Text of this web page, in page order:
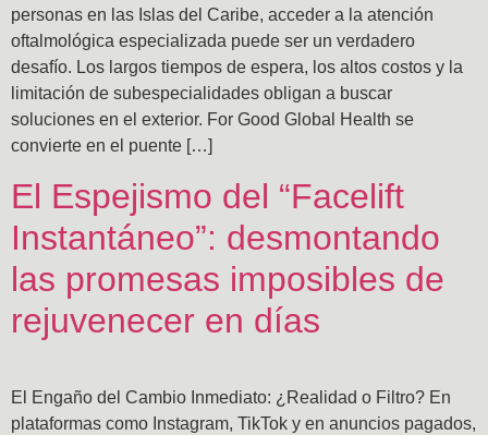
personas en las Islas del Caribe, acceder a la atención
oftalmológica especializada puede ser un verdadero
desafío. Los largos tiempos de espera, los altos costos y la
limitación de subespecialidades obligan a buscar
soluciones en el exterior. For Good Global Health se
convierte en el puente […]
El Espejismo del “Facelift
Instantáneo”: desmontando
las promesas imposibles de
rejuvenecer en días
El Engaño del Cambio Inmediato: ¿Realidad o Filtro? En
plataformas como Instagram, TikTok y en anuncios pagados,